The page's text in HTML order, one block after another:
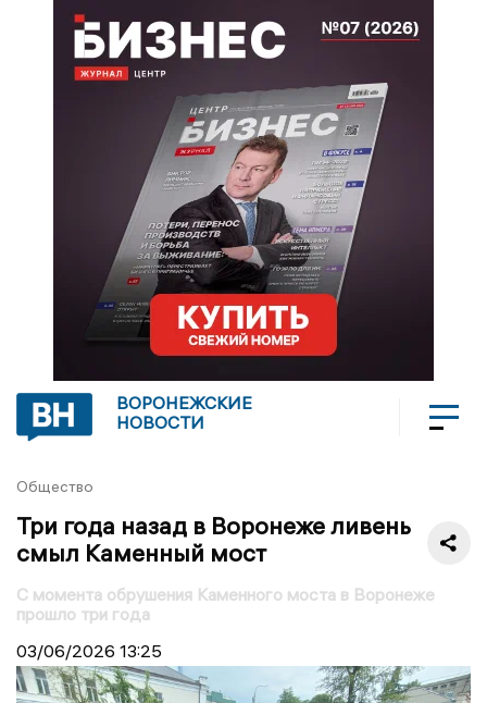
ВОРОНЕЖСКИЕ
НОВОСТИ
Общество
Три года назад в Воронеже ливень
смыл Каменный мост
С момента обрушения Каменного моста в Воронеже
прошло три года
03/06/2026 13:25